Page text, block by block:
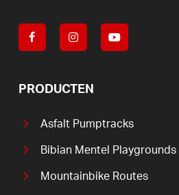
PRODUCTEN
Asfalt Pumptracks
Bibian Mentel Playgrounds
Mountainbike Routes